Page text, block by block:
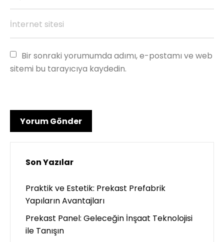
Bir sonraki yorumumda adımı, e-postamı ve web
sitemi bu tarayıcıya kaydedin.
Son Yazılar
Praktik ve Estetik: Prekast Prefabrik
Yapıların Avantajları
Prekast Panel: Geleceğin İnşaat Teknolojisi
ile Tanışın